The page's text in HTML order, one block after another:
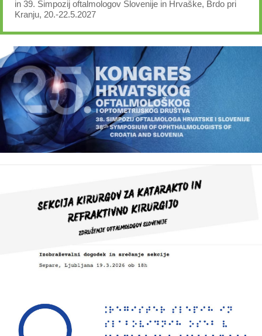
in 39. Simpozij oftalmologov Slovenije in Hrvaške, Brdo pri
Kranju, 20.-22.5.2027